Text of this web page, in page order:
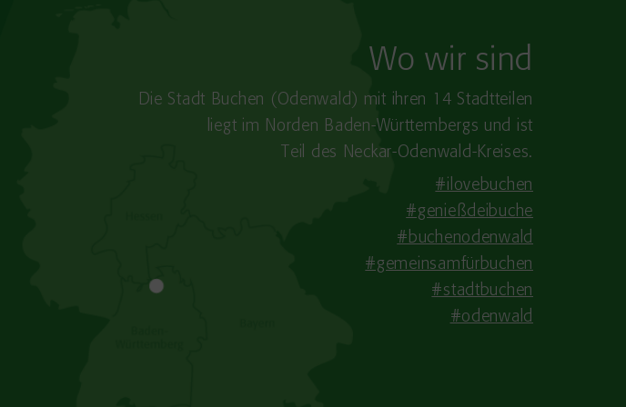
Wo wir sind
Die Stadt Buchen (Odenwald) mit ihren 14 Stadtteilen
liegt im Norden Baden-​Württembergs und ist
Teil des Neckar-Odenwald-Kreises.
#ilovebuchen
#genießdeibuche
#buchenodenwald
#gemeinsamfürbuchen
#stadtbuchen
#odenwald